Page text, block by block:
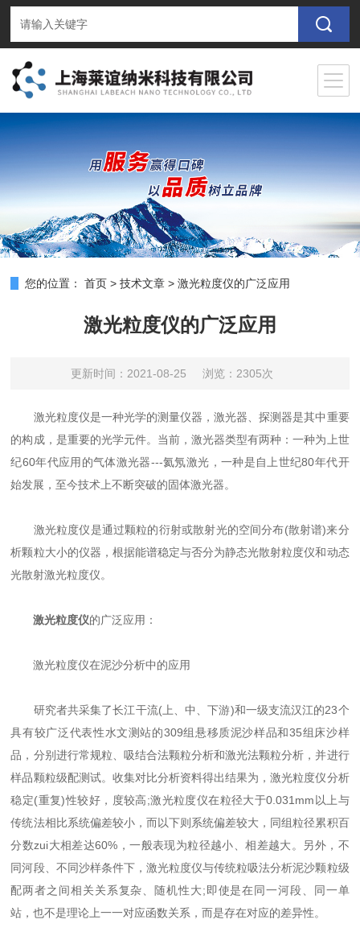
您的位置： 首页 >技术文章 >激光粒度仪的广泛应用
激光粒度仪的广泛应用
更新时间：2021-08-25 浏览：2305次
激光粒度仪是一种光学的测量仪器，激光器、探测器是其中重要
的构成，是重要的光学元件。当前，激光器类型有两种：一种为上世
纪60年代应用的气体激光器---氦氖激光，一种是自上世纪80年代开
始发展，至今技术上不断突破的固体激光器。
激光粒度仪是通过颗粒的衍射或散射光的空间分布(散射谱)来分
析颗粒大小的仪器，根据能谱稳定与否分为静态光散射粒度仪和动态
光散射激光粒度仪。
激光粒度仪的广泛应用：
激光粒度仪在泥沙分析中的应用
研究者共采集了长江干流(上、中、下游)和一级支流汉江的23个
具有较广泛代表性水文测站的309组悬移质泥沙样品和35组床沙样
品，分别进行常规粒、吸结合法颗粒分析和激光法颗粒分析，并进行
样品颗粒级配测试。收集对比分析资料得出结果为，激光粒度仪分析
稳定(重复)性较好，度较高;激光粒度仪在粒径大于0.031mm以上与
传统法相比系统偏差较小，而以下则系统偏差较大，同组粒径累积百
分数zui大相差达60%，一般表现为粒径越小、相差越大。另外，不
同河段、不同沙样条件下，激光粒度仪与传统粒吸法分析泥沙颗粒级
配两者之间相关关系复杂、随机性大;即使是在同一河段、同一单
站，也不是理论上一一对应函数关系，而是存在对应的差异性。